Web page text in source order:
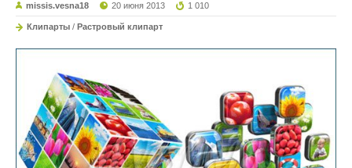
missis.vesna18 20 июня 2013 1 010
Клипарты / Растровый клипарт